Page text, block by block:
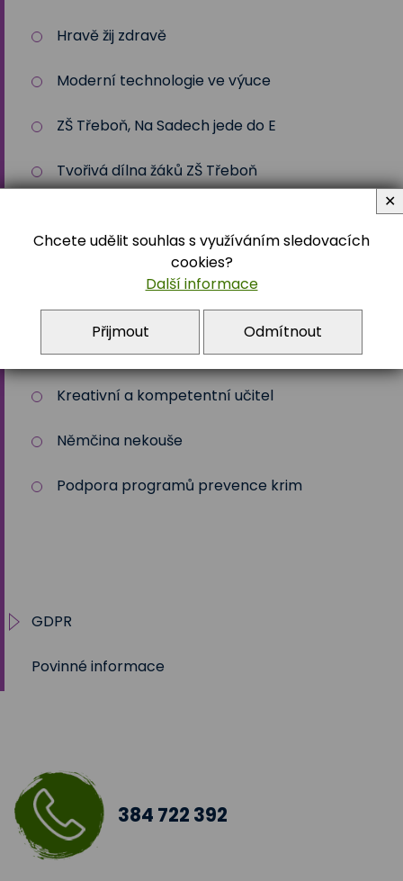
Hravě žij zdravě
Moderní technologie ve výuce
ZŠ Třeboň, Na Sadech jede do E
Tvořivá dílna žáků ZŠ Třeboň
Stromy, skřeti, dřeváci
EU peníze školám
Živá zahrada
Kreativní a kompetentní učitel
Němčina nekouše
Podpora programů prevence krim
GDPR
Práva subjektu
Povinné informace
384 722 392
Chcete udělit souhlas s využíváním sledovacích
cookies?
Další informace
Přijmout Odmítnout
✕